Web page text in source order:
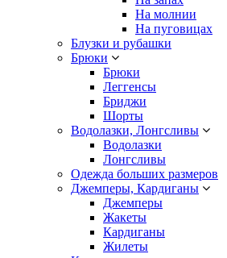
На молнии
На пуговицах
Блузки и рубашки
Брюки
Брюки
Леггенсы
Бриджи
Шорты
Водолазки, Лонгсливы
Водолазки
Лонгсливы
Одежда больших размеров
Джемперы, Кардиганы
Джемперы
Жакеты
Кардиганы
Жилеты